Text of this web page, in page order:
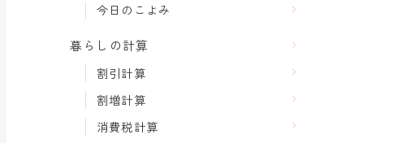
今日のこよみ
暮らしの計算
割引計算
割増計算
消費税計算